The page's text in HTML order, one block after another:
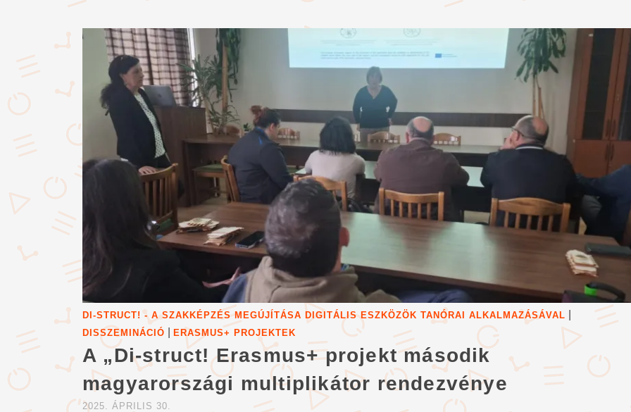
DI-STRUCT! - A SZAKKÉPZÉS MEGÚJÍTÁSA DIGITÁLIS ESZKÖZÖK TANÓRAI ALKALMAZÁSÁVAL
DISSZEMINÁCIÓ ERASMUS+ PROJEKTEK
A „Di-struct! Erasmus+ projekt második
magyarországi multiplikátor rendezvénye
2025. ÁPRILIS 30.